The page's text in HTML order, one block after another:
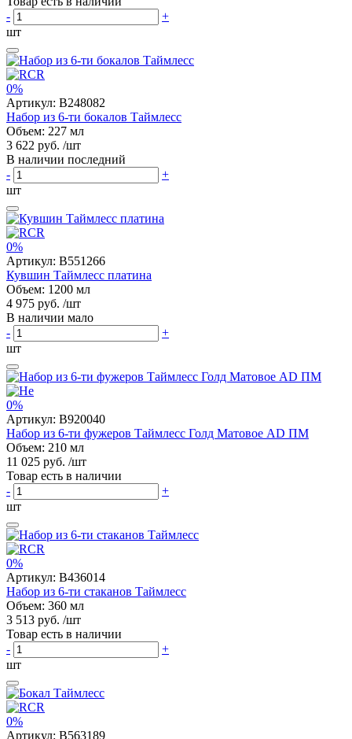
-
+
шт
0%
Артикул: B248082
Набор из 6-ти бокалов Таймлесс
Объем: 227 мл
3 622 руб. /шт
В наличии последний
-
+
шт
0%
Артикул: B551266
Кувшин Таймлесс платина
Объем: 1200 мл
4 975 руб. /шт
В наличии мало
-
+
шт
0%
Артикул: B920040
Набор из 6-ти фужеров Таймлесс Голд Матовое AD ПМ
Объем: 210 мл
11 025 руб. /шт
Товар есть в наличии
-
+
шт
0%
Артикул: B436014
Набор из 6-ти стаканов Таймлесс
Объем: 360 мл
3 513 руб. /шт
Товар есть в наличии
-
+
шт
0%
Артикул: B563189